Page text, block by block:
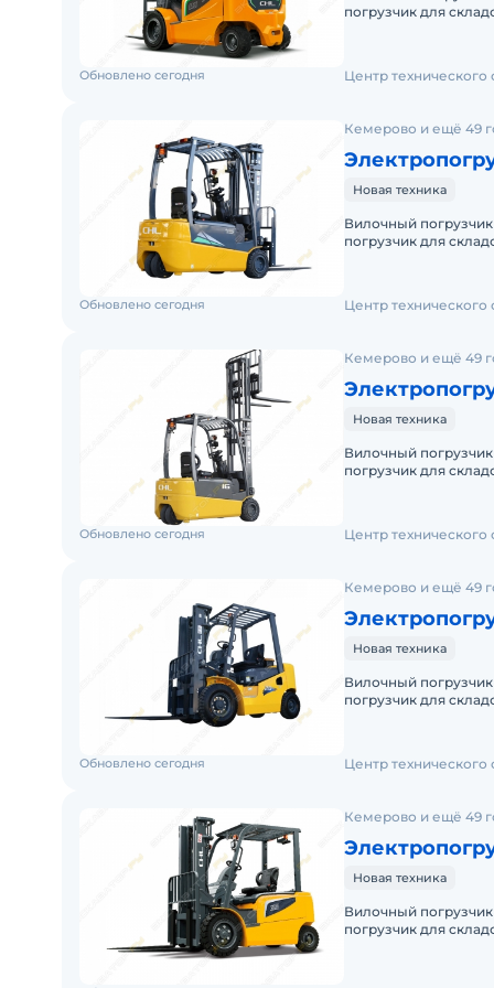
погрузчик для складских
Обновлено сегодня Центр технического
Кемерово и ещё 49
Новая техника
Вилочный
погрузчик для складских
Обновлено сегодня Центр технического
Кемерово и ещё 49
Новая техника
Вилочный
погрузчик для складских
Обновлено сегодня Центр технического
Кемерово и ещё 49
Новая техника
Вилочный
погрузчик для складских
Обновлено сегодня Центр технического
Кемерово и ещё 49
Новая техника
Вилочный
погрузчик для складских